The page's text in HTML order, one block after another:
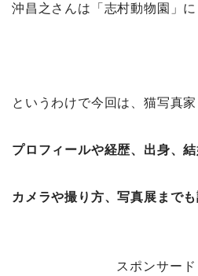
沖昌之さんは「志村動物園」に
というわけで今回は、猫写真
プロフィールや経歴、出身、
カメラや撮り方、写真展まで
スポンサード